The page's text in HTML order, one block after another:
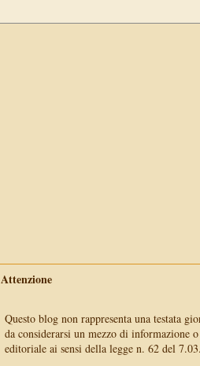
Attenzione
Questo blog non rappresenta una testata
da considerarsi un mezzo di informazione
editoriale ai sensi della legge n. 62 del